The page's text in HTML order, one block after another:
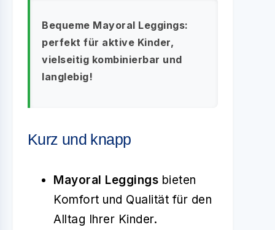
Bequeme Mayoral Leggings:
perfekt für aktive Kinder,
vielseitig kombinierbar und
langlebig!
Kurz und knapp
Mayoral Leggings bieten
Komfort und Qualität für den
Alltag Ihrer Kinder.